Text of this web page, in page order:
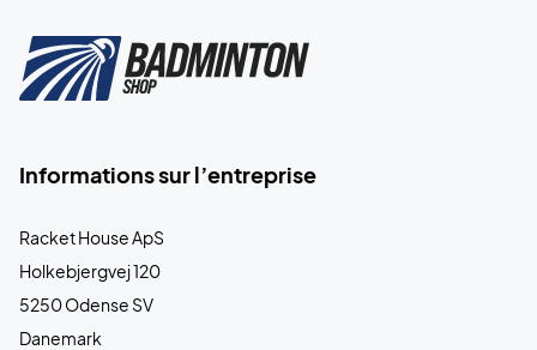
Informations sur l’entreprise
Racket House ApS
Holkebjergvej 120
5250 Odense SV
Danemark